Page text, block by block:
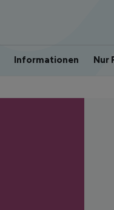
Informationen Nur